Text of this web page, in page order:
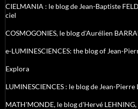
CIELMANIA : le blog de Jean-Baptiste
ciel
COSMOGONIES, le blog d'Aurélien
e-LUMINESCIENCES: the blog of Jean-
Explora
LUMINESCIENCES : le blog de Jean-
MATH'MONDE, le blog d'Hervé